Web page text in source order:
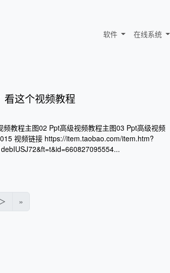
软件 在线系统
看这个视频教程
教程主图02 Ppt高级视频教程主图03 Ppt高级视频
视频链接 https://item.taobao.com/item.htm?
»